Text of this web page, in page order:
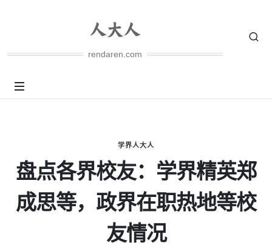
rendaren.com
学界人大人
盘点各界校友：学界精英郑
成思等，政界在职热地等校
友情况